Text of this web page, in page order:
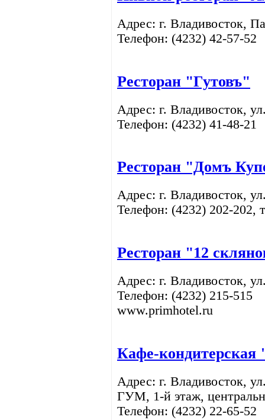
Адрес: г. Владивосток,
Телефон: (4232) 42-57-52
Ресторан "Гутовъ"
Адрес: г. Владивосток,
Телефон: (4232) 41-48-21
Ресторан "Домъ
Адрес: г. Владивосток,
Телефон: (4232) 202-202,
Ресторан "12
Адрес: г. Владивосток,
Телефон: (4232) 215-515
www.primhotel.ru
Кафе-
Адрес: г. Владивосток,
ГУМ, 1-й этаж,
Телефон: (4232) 22-65-52